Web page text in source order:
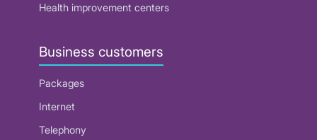
Health improvement centers
Business customers
Packages
Internet
Telephony